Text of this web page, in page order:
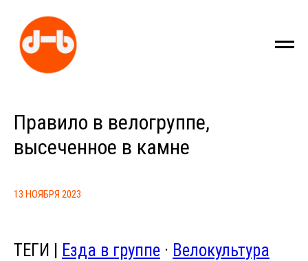
Правило в велогруппе,
высеченное в камне
13 НОЯБРЯ 2023
ТЕГИ | Езда в группе · Велокультура